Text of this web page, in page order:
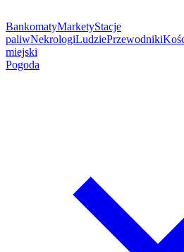
BankomatyMarketyStacje
paliwNekrologiLudziePrzewodniki
miejski
Pogoda